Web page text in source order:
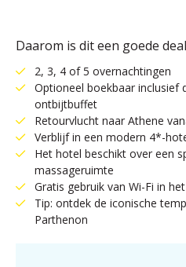
Daarom is dit een goede deal
2, 3, 4 of 5 overnachtingen
Optioneel boekbaar inclusief
ontbijtbuffet
Retourvlucht naar Athene
Verblijf in een modern 4*-
Het hotel beschikt over een
massageruimte
Gratis gebruik van Wi-Fi in
Tip: ontdek de iconische
Parthenon